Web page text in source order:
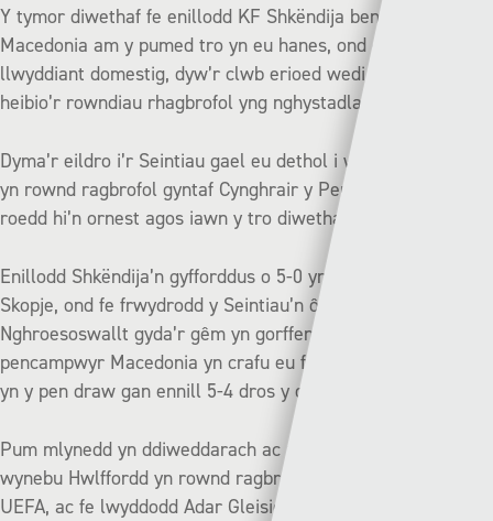
Y tymor diwethaf fe enillodd KF Shkëndija bencampwriaeth
Macedonia am y pumed tro yn eu hanes, ond er eu
llwyddiant domestig, dyw’r clwb erioed wedi llwyddo i fynd
heibio’r rowndiau rhagbrofol yng nghystadlaethau Ewrop.
Dyma’r eildro i’r Seintiau gael eu dethol i wynebu Shkëndija
yn rownd ragbrofol gyntaf Cynghrair y Pencampwyr, ac
roedd hi’n ornest agos iawn y tro diwethaf yn 2018.
Enillodd Shkëndija’n gyfforddus o 5-0 yn y cymal cyntaf yn
Skopje, ond fe frwydrodd y Seintiau’n ôl yn yr ail gymal yng
Nghroesoswallt gyda’r gêm yn gorffen yn 4-0, a
pencampwyr Macedonia yn crafu eu ffordd i’r rownd nesaf
yn y pen draw gan ennill 5-4 dros y ddau gymal.
Pum mlynedd yn ddiweddarach ac roedd Shkëndija yn
wynebu Hwlffordd yn rownd ragbrofol gyntaf Cyngres
UEFA, ac fe lwyddodd Adar Gleision Sir Benfro i guro’r